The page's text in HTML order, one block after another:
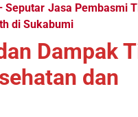
Seputar Jasa Pembasmi
di Sukabumi
Dampak
dan